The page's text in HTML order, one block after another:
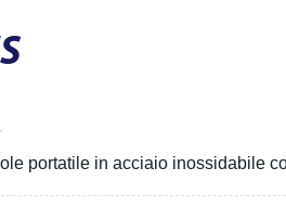
portatile in acciaio inossidabile